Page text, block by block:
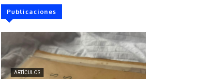
Publicaciones
ARTÍCULOS